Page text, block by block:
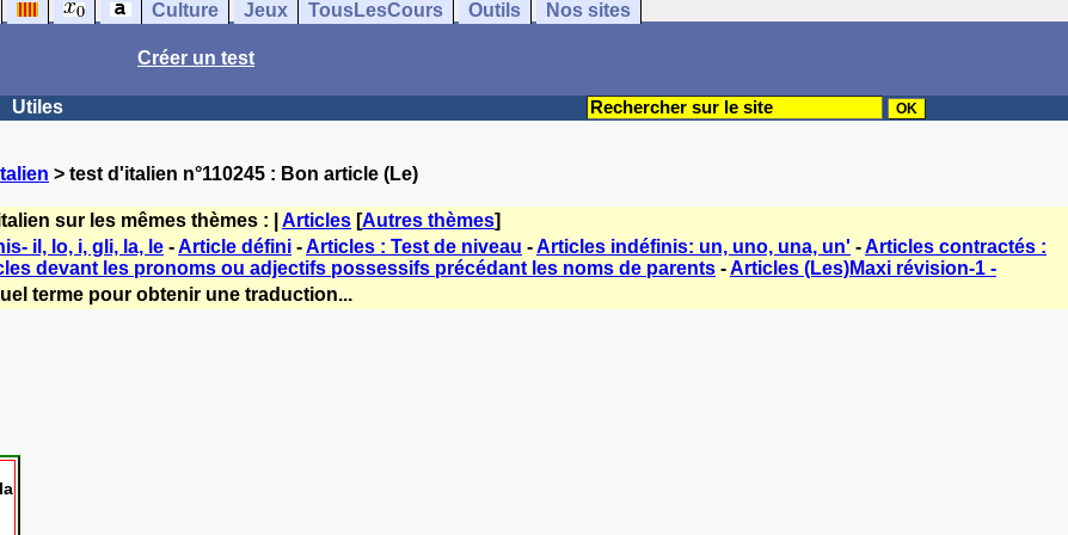
Culture Jeux TousLesCours Outils Nos sites
Créer un test
Utiles
> test d'italien n°110245 : Bon article (Le)
sur les mêmes thèmes : | Articles [Autres thèmes]
il, lo, i, gli, la, le -Article défini -Articles : Test de niveau -Articles indéfinis: un, uno, una, un' -Articles contractés :
devant les pronoms ou adjectifs possessifs précédant les noms de parents -Articles (Les)Maxi révision-1 -
terme pour obtenir une traduction...